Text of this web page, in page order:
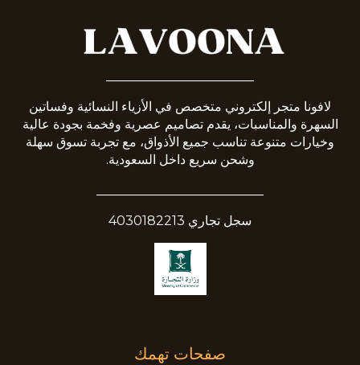
لافونا متجر إلكتروني متخصص في الأزياء النسائية وفساتين
السهرة والمناسبات، يقدم تصاميم عصرية وفخمة بجودة عالية
وخيارات متنوعة تناسب جميع الأذواق، مع تجربة تسوق سهلة
وشحن سريع داخل السعودية.
سجل تجاري 4030182213
صفحات تهمك